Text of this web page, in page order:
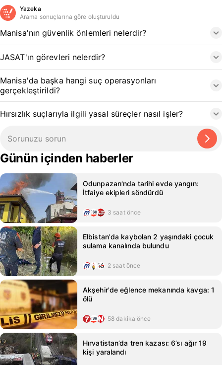
Yazeka
Arama sonuçlarına göre oluşturuldu
Manisa'nın güvenlik önlemleri nelerdir?
JASAT'ın görevleri nelerdir?
Manisa'da başka hangi suç operasyonları
gerçekleştirildi?
Hırsızlık suçlarıyla ilgili yasal süreçler nasıl işler?
Günün içinden haberler
Odunpazarı'nda tarihi evde yangın:
İtfaiye ekipleri söndürdü
3 saat önce
Elbistan'da kaybolan 2 yaşındaki çocuk
sulama kanalında bulundu
2 saat önce
Akşehir'de eğlence mekanında kavga: 1
ölü
58 dakika önce
Hırvatistan’da tren kazası: 6’sı ağır 19
kişi yaralandı